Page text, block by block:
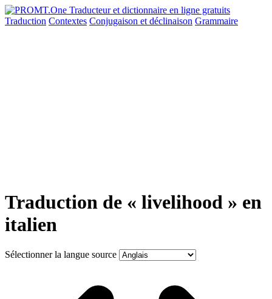
Traduction Contextes Conjugaison et déclinaison Grammaire
Traduction de « livelihood » en
italien
Sélectionner la langue source